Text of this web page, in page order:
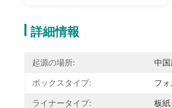
詳細情報
起源の場所: 中国
ボックスタイプ: フ
ライナータイプ: 板紙